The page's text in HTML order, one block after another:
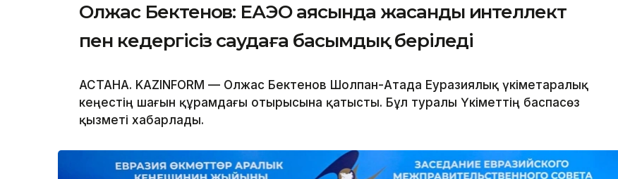
Олжас Бектенов: ЕАЭО аясында жасанды интеллект
пен кедергісіз саудаға басымдық беріледі
АСТАНА. KAZINFORM — Олжас Бектенов Шолпан-Атада Еуразиялық үкіметаралық
кеңестің шағын құрамдағы отырысына қатысты. Бұл туралы Үкіметтің баспасөз
қызметі хабарлады.